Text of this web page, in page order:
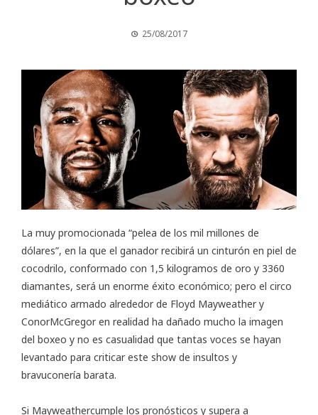
25/08/2017
La muy promocionada “pelea de los mil millones de
dólares”, en la que el ganador recibirá un cinturón en piel de
cocodrilo, conformado con 1,5 kilogramos de oro y 3360
diamantes, será un enorme éxito económico; pero el circo
mediático armado alrededor de Floyd Mayweather y
ConorMcGregor en realidad ha dañado mucho la imagen
del boxeo y no es casualidad que tantas voces se hayan
levantado para criticar este show de insultos y
bravuconería barata.
Si Mayweathercumple los pronósticos y supera a